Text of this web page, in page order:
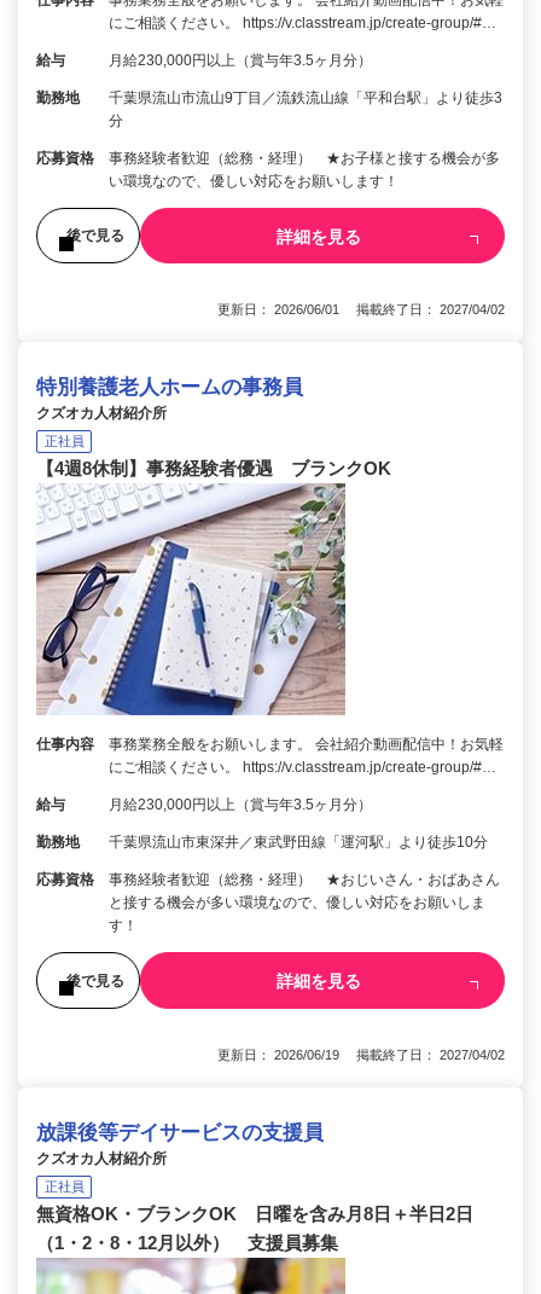
にご相談ください。 https://v.classtream.jp/create-group/#…
給与 月給230,000円以上（賞与年3.5ヶ月分）
勤務地
千葉県流山市流山9丁目／流鉄流山線「平和台駅」より徒歩3
分
応募資格
事務経験者歓迎（総務・経理） ★お子様と接する機会が多
い環境なので、優しい対応をお願いします！
後で見る 詳細を見る
更新日： 2026/06/01 掲載終了日： 2027/04/02
特別養護老人ホームの事務員
クズオカ人材紹介所
正社員
【4週8休制】事務経験者優遇 ブランクOK
仕事内容
事務業務全般をお願いします。 会社紹介動画配信中！お気軽
にご相談ください。 https://v.classtream.jp/create-group/#…
給与 月給230,000円以上（賞与年3.5ヶ月分）
勤務地 千葉県流山市東深井／東武野田線「運河駅」より徒歩10分
応募資格
事務経験者歓迎（総務・経理） ★おじいさん・おばあさん
と接する機会が多い環境なので、優しい対応をお願いしま
す！
後で見る 詳細を見る
更新日： 2026/06/19 掲載終了日： 2027/04/02
放課後等デイサービスの支援員
クズオカ人材紹介所
正社員
無資格OK・ブランクOK 日曜を含み月8日＋半日2日
（1・2・8・12月以外） 支援員募集